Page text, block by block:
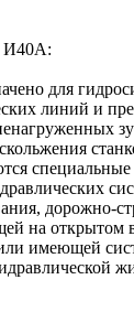
И40А:
для
линий и
дорожно-
на открытом
имеющей